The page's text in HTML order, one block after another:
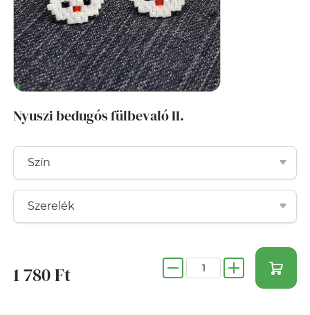
Nyuszi bedugós fülbevaló II.
1 780 Ft